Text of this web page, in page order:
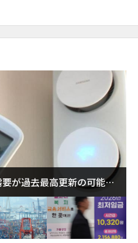
が過去最高更新の可能性